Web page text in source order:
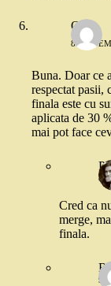
Oana
8
Buna. Doar ce
respectat pasii,
finala este cu
aplicata de 30
mai pot face
8
Cred ca
merge,
finala.
9